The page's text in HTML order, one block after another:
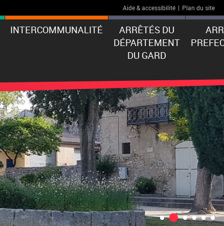
Aide & accessibilité | Plan du site
INTERCOMMUNALITÉ
ARRÊTÉS DU
DÉPARTEMENT
DU GARD